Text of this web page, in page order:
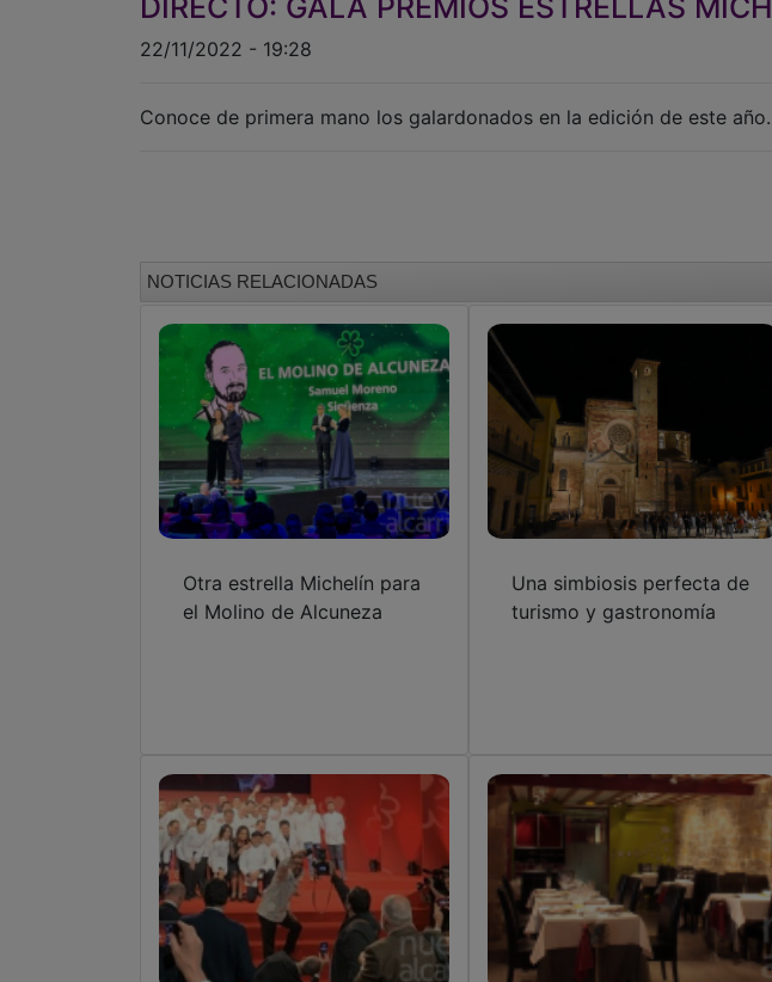
Conoce de primera mano los galardonados en la edición de este año.
Otra estrella Michelín para
el Molino de Alcuneza
Una simbiosis perfecta de
turismo y gastronomía
Los seguntinos El Doncel
y El Molino de Alcuneza
Castilla-La Mancha
defiende este lunes ocho